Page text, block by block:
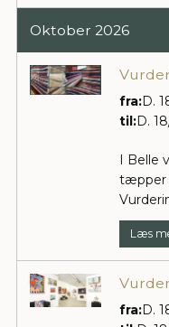
Oktober 2026
fra:D.
til:D.
I Belle
tæpper
Læs
fra:D.